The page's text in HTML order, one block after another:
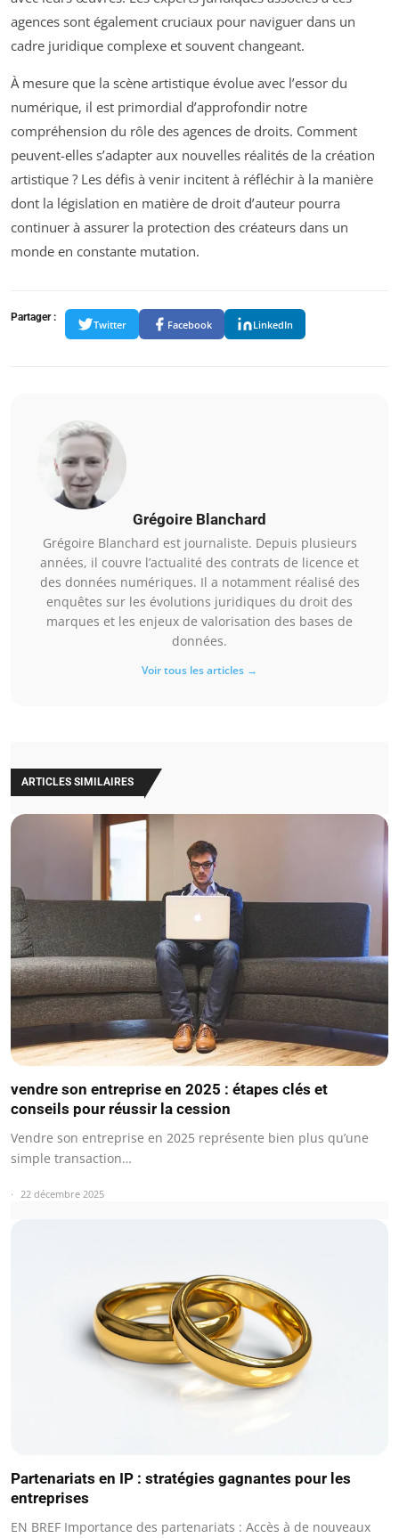
agences sont également cruciaux pour naviguer dans un
cadre juridique complexe et souvent changeant.
À mesure que la scène artistique évolue avec l’essor du
numérique, il est primordial d’approfondir notre
compréhension du rôle des agences de droits. Comment
peuvent-elles s’adapter aux nouvelles réalités de la création
artistique ? Les défis à venir incitent à réfléchir à la manière
dont la législation en matière de droit d’auteur pourra
continuer à assurer la protection des créateurs dans un
monde en constante mutation.
Partager :
Twitter Facebook LinkedIn
Grégoire Blanchard
Grégoire Blanchard est journaliste. Depuis plusieurs
années, il couvre l’actualité des contrats de licence et
des données numériques. Il a notamment réalisé des
enquêtes sur les évolutions juridiques du droit des
marques et les enjeux de valorisation des bases de
données.
Voir tous les articles →
ARTICLES SIMILAIRES
vendre son entreprise en 2025 : étapes clés et
conseils pour réussir la cession
Vendre son entreprise en 2025 représente bien plus qu’une
simple transaction…
22 décembre 2025
Partenariats en IP : stratégies gagnantes pour les
entreprises
EN BREF Importance des partenariats : Accès à de nouveaux